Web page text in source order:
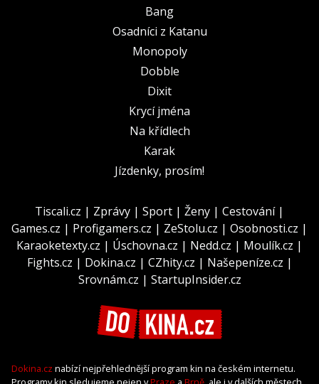
Bang
Osadníci z Katanu
Monopoly
Dobble
Dixit
Krycí jména
Na křídlech
Karak
Jízdenky, prosím!
Tiscali.cz | Zprávy | Sport | Ženy | Cestování|
Games.cz | Profigamers.cz | ZeStolu.cz | Osobnosti.cz |
Karaoketexty.cz | Úschovna.cz | Nedd.cz | Moulík.cz |
Fights.cz | Dokina.cz | CZhity.cz | Našepeníze.cz |
Srovnám.cz | StartupInsider.cz
Dokina.cz nabízí nejpřehlednější program kin na českém internetu.